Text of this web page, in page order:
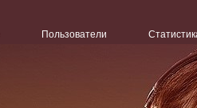
Пользователи